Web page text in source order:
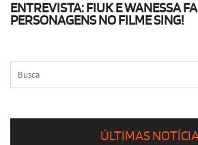
ENTREVISTA: FIUK E WANESSA
PERSONAGENS NO FILME SING!
ÚLTIMAS